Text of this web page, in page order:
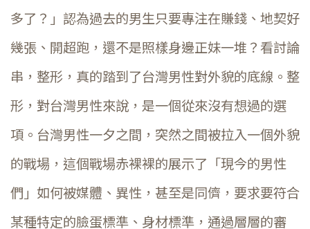
多了？」認為過去的男生只要專注在賺錢、地契好
幾張、開超跑，還不是照樣身邊正妹一堆？看討論
串，整形，真的踏到了台灣男性對外貌的底線。整
形，對台灣男性來說，是一個從來沒有想過的選
項。台灣男性一夕之間，突然之間被拉入一個外貌
的戰場，這個戰場赤裸裸的展示了「現今的男性
們」如何被媒體、異性，甚至是同儕，要求要符合
某種特定的臉蛋標準、身材標準，通過層層的審